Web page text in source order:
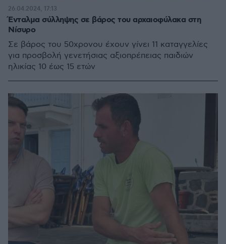
Ένταλμα σύλληψης σε βάρος του αρχαιοφύλακα στη
Νίσυρο
Σε βάρος του 50χρονου έχουν γίνει 11 καταγγελίες
για προσβολή γενετήσιας αξιοπρέπειας παιδιών
ηλικίας 10 έως 15 ετών
26.04.2024, 17:13